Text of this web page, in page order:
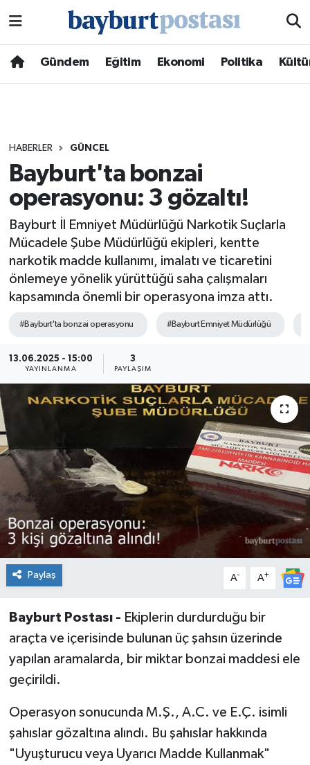
Gündem Eğitim Ekonomi Politika
HABERLER GÜNCEL
Bayburt'ta bonzai
operasyonu: 3 gözaltı!
Bayburt İl Emniyet Müdürlüğü Narkotik Suçlarla
Mücadele Şube Müdürlüğü ekipleri, kentte
narkotik madde kullanımı, imalatı ve ticaretini
önlemeye yönelik yürüttüğü saha çalışmaları
kapsamında önemli bir operasyona imza attı.
#Bayburt'ta bonzai operasyonu #Bayburt Emniyet Müdürlüğü
13.06.2025 - 15:00
YAYINLANMA
3
PAYLAŞIM
Paylaş A- A+
Bayburt Postası - Ekiplerin durdurduğu bir
araçta ve içerisinde bulunan üç şahsın üzerinde
yapılan aramalarda, bir miktar bonzai maddesi ele
geçirildi.
Operasyon sonucunda M.Ş., A.C. ve E.Ç. isimli
şahıslar gözaltına alındı. Bu şahıslar hakkında
"Uyuşturucu veya Uyarıcı Madde Kullanmak"
Hava Durumu
Süper Lig Puan Durumu ve Fikstür
Tüm Manşetler
Son Dakika Haberleri
Haber Arşivi